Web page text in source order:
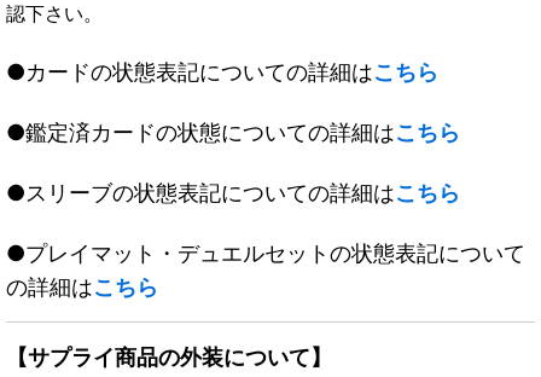
認下さい。
●カードの状態表記についての詳細はこちら
●鑑定済カードの状態についての詳細はこちら
●スリーブの状態表記についての詳細はこちら
●プレイマット・デュエルセットの状態表記について
の詳細はこちら
【サプライ商品の外装について】